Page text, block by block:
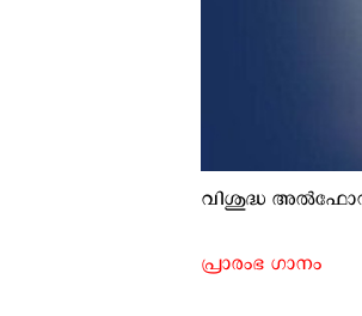
വിശുദ്ധ
പ്രാരംഭ ഗാനം